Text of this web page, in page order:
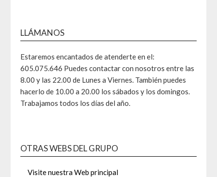
LLÁMANOS
Estaremos encantados de atenderte en el:
605.075.646 Puedes contactar con nosotros entre las
8.00 y las 22.00 de Lunes a Viernes. También puedes
hacerlo de 10.00 a 20.00 los sábados y los domingos.
Trabajamos todos los días del año.
OTRAS WEBS DEL GRUPO
Visite nuestra Web principal